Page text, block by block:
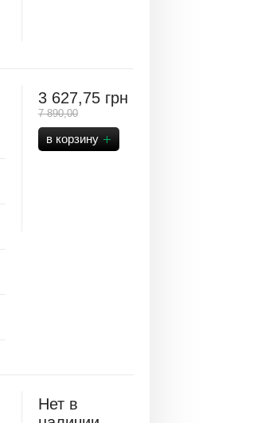
3 627,75 грн
7 890,00
Нет в